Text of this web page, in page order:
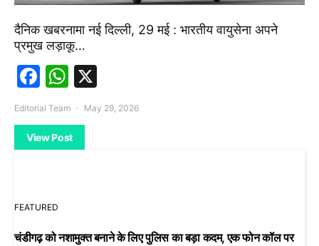
दैनिक खबरनामा नई दिल्ली, 29 मई : भारतीय वायुसेना अपने
प्रमुख लड़ाकू…
Facebook
WhatsApp
Editorial Team May 29, 2026
View Post
FEATURED
चंडीगढ़ को नशामुक्त बनाने के लिए पुलिस का बड़ा कदम, एक फोन कॉल पर